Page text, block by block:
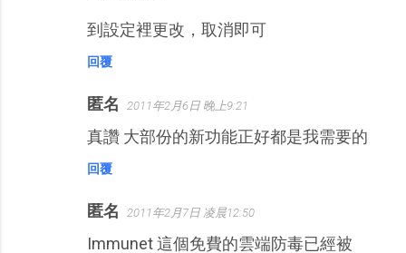
到設定裡更改，取消即可
回覆
匿名 2011年2月6日 晚上9:21
真讚 大部份的新功能正好都是我需要的
回覆
匿名 2011年2月7日 凌晨12:50
Immunet 這個免費的雲端防毒已經被